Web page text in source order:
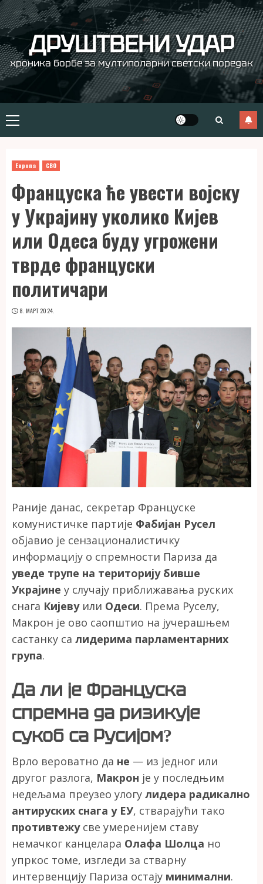
Skip
to
content ДРУШТВЕНИ УДАР
хроника борбе за мултиполарни светски поредак
Primary
Menu
Европа СВО
Француска ће увести војску
у Украјину уколико Кијев
или Одеса буду угрожени
тврде француски
политичари
8. МАРТ 2024.
Раније данас, секретар Француске
комунистичке партије Фабијан Русел
објавио је сензационалистичку
информацију о спремности Париза да
уведе трупе на територију бивше
Украјине у случају приближавања руских
снага Кијевуили Одеси. Према Руселу,
Макрон је ово саопштио на јучерашњем
састанку са лидерима парламентарних
група.
Да ли је Француска
спремна да ризикује
сукоб са Русијом?
Врло вероватно да не — из једног или
другог разлога, Макрон је у последњим
недељама преузео улогу лидера радикално
антируских снага у ЕУ, стварајући тако
противтежусве умеренијем ставу
немачког канцелара Олафа Шолца но
упркос томе, изгледи за стварну
интервенцију Париза остају минимални.